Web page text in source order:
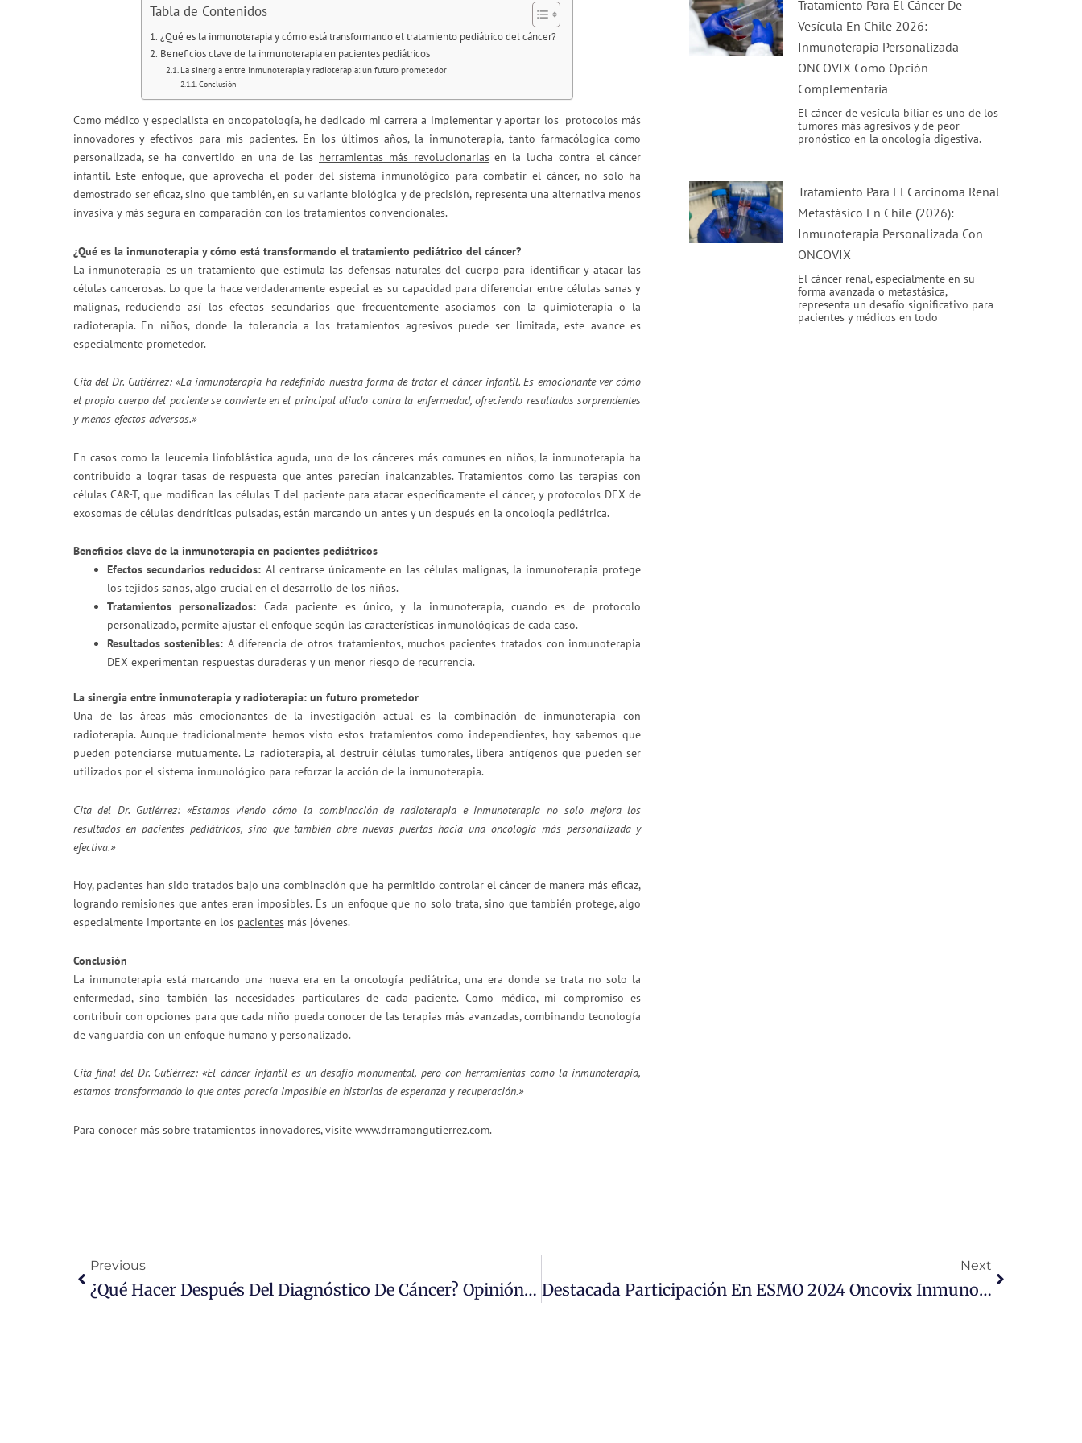
Tabla de Contenidos
¿Qué es la inmunoterapia y cómo está transformando el tratamiento pediátrico del cáncer?
Beneficios clave de la inmunoterapia en pacientes pediátricos
La sinergia entre inmunoterapia y radioterapia: un futuro prometedor
Conclusión
Como médico y especialista en oncopatología, he dedicado mi carrera a implementar y aportar los protocolos más
innovadores y efectivos para mis pacientes. En los últimos años, la inmunoterapia, tanto farmacólogica como
personalizada, se ha convertido en una de las herramientas más revolucionariasen la lucha contra el cáncer
infantil. Este enfoque, que aprovecha el poder del sistema inmunológico para combatir el cáncer, no solo ha
demostrado ser eficaz, sino que también, en su variante biológica y de precisión, representa una alternativa menos
invasiva y más segura en comparación con los tratamientos convencionales.
¿Qué es la inmunoterapia y cómo está transformando el tratamiento pediátrico del cáncer?
La inmunoterapia es un tratamiento que estimula las defensas naturales del cuerpo para identificar y atacar las
células cancerosas. Lo que la hace verdaderamente especial es su capacidad para diferenciar entre células sanas y
malignas, reduciendo así los efectos secundarios que frecuentemente asociamos con la quimioterapia o la
radioterapia. En niños, donde la tolerancia a los tratamientos agresivos puede ser limitada, este avance es
especialmente prometedor.
Cita del Dr. Gutiérrez: «La inmunoterapia ha redefinido nuestra forma de tratar el cáncer infantil. Es emocionante ver cómo
el propio cuerpo del paciente se convierte en el principal aliado contra la enfermedad, ofreciendo resultados sorprendentes
y menos efectos adversos.»
En casos como la leucemia linfoblástica aguda, uno de los cánceres más comunes en niños, la inmunoterapia ha
contribuido a lograr tasas de respuesta que antes parecían inalcanzables. Tratamientos como las terapias con
células CAR-T, que modifican las células T del paciente para atacar específicamente el cáncer, y protocolos DEX de
exosomas de células dendríticas pulsadas, están marcando un antes y un después en la oncología pediátrica.
Beneficios clave de la inmunoterapia en pacientes pediátricos
Efectos secundarios reducidos: Al centrarse únicamente en las células malignas, la inmunoterapia protege
los tejidos sanos, algo crucial en el desarrollo de los niños.
Tratamientos personalizados: Cada paciente es único, y la inmunoterapia, cuando es de protocolo
personalizado, permite ajustar el enfoque según las características inmunológicas de cada caso.
Resultados sostenibles: A diferencia de otros tratamientos, muchos pacientes tratados con inmunoterapia
DEX experimentan respuestas duraderas y un menor riesgo de recurrencia.
La sinergia entre inmunoterapia y radioterapia: un futuro prometedor
Una de las áreas más emocionantes de la investigación actual es la combinación de inmunoterapia con
radioterapia. Aunque tradicionalmente hemos visto estos tratamientos como independientes, hoy sabemos que
pueden potenciarse mutuamente. La radioterapia, al destruir células tumorales, libera antígenos que pueden ser
utilizados por el sistema inmunológico para reforzar la acción de la inmunoterapia.
Cita del Dr. Gutiérrez: «Estamos viendo cómo la combinación de radioterapia e inmunoterapia no solo mejora los
resultados en pacientes pediátricos, sino que también abre nuevas puertas hacia una oncología más personalizada y
efectiva.»
Hoy, pacientes han sido tratados bajo una combinación que ha permitido controlar el cáncer de manera más eficaz,
logrando remisiones que antes eran imposibles. Es un enfoque que no solo trata, sino que también protege, algo
especialmente importante en los pacientesmás jóvenes.
Conclusión
La inmunoterapia está marcando una nueva era en la oncología pediátrica, una era donde se trata no solo la
enfermedad, sino también las necesidades particulares de cada paciente. Como médico, mi compromiso es
contribuir con opciones para que cada niño pueda conocer de las terapias más avanzadas, combinando tecnología
de vanguardia con un enfoque humano y personalizado.
Cita final del Dr. Gutiérrez: «El cáncer infantil es un desafío monumental, pero con herramientas como la inmunoterapia,
estamos transformando lo que antes parecía imposible en historias de esperanza y recuperación.»
Para conocer más sobre tratamientos innovadores, visitewww.drramongutierrez.com.
Tratamiento Para El Cáncer De
Vesícula En Chile 2026:
Inmunoterapia Personalizada
ONCOVIX Como Opción
Complementaria
El cáncer de vesícula biliar es uno de los
tumores más agresivos y de peor
pronóstico en la oncología digestiva.
Tratamiento Para El Carcinoma Renal
Metastásico En Chile (2026):
Inmunoterapia Personalizada Con
ONCOVIX
El cáncer renal, especialmente en su
forma avanzada o metastásica,
representa un desafío significativo para
pacientes y médicos en todo
Previous
¿Qué Hacer Después Del Diagnóstico De Cáncer? Opinión Del Dr. Ramón Gutiérrez
Next
Destacada Participación En ESMO 2024 Oncovix Inmunoterapia Dex European Society For Medical OncologyLa Sociedad Europea De Oncología Médica Es Una Organización De Carácter Científico Enfocada En El Campo De La Oncología Médica.